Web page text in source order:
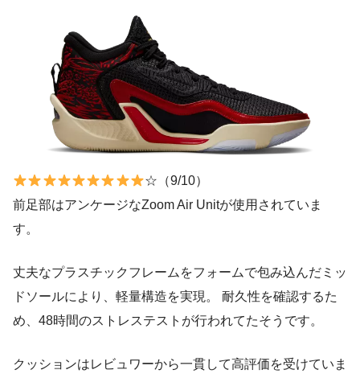
☆（9/10）
前足部はアンケージなZoom Air Unitが使用されていま
す。
丈夫なプラスチックフレームをフォームで包み込んだミッ
ドソールにより、軽量構造を実現。 耐久性を確認するた
め、48時間のストレステストが行われてたそうです。
クッションはレビュワーから一貫して高評価を受けていま